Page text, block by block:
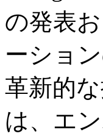
の発表
ーショ
革新的
は、エ